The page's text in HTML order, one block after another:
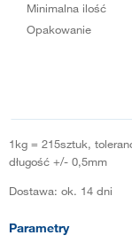
Minimalna ilość
Opakowanie
1kg = 215sztuk,
długość +/- 0,5mm
Dostawa: ok. 14 dni
Parametry